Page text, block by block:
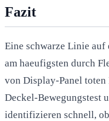
Fazit
Eine schwarze Linie
am haeufigsten durch
von Display-Panel
Deckel-Bewegungstest
identifizieren schnell,